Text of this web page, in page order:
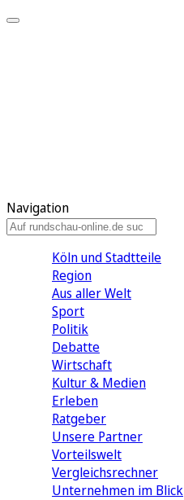
Navigation
Köln und Stadtteile
Region
Aus aller Welt
Sport
Politik
Debatte
Wirtschaft
Kultur & Medien
Erleben
Ratgeber
Unsere Partner
Vorteilswelt
Vergleichsrechner
Unternehmen im Blick